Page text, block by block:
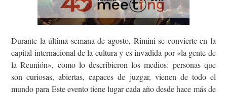
Durante la última semana de agosto, Rimini se convierte en la
capital internacional de la cultura y es invadida por «la gente de
la Reunión», como lo describieron los medios: personas que
son curiosas, abiertas, capaces de juzgar, vienen de todo el
mundo para Este evento tiene lugar cada año desde hace más de